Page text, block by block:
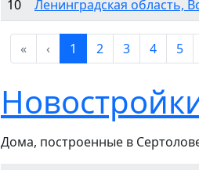
10
Ленинградская область,
« ‹ 1 2 3 4 5
Дома, построенные в